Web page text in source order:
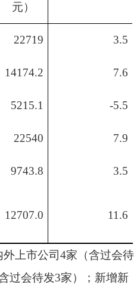
元）
22719 3.5
14174.2 7.6
5215.1 -5.5
22540 7.9
9743.8 3.5
12707.0 11.6
外上市公司4家（含过会待
过会待发3家）；新增新